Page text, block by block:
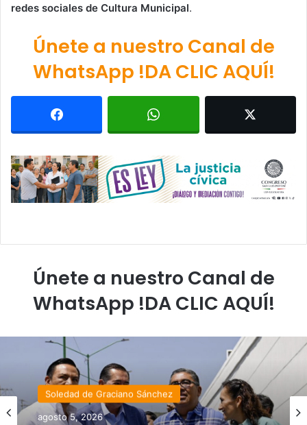
redes sociales de Cultura Municipal.
Únete a nuestro Canal de
WhatsApp !DA CLIC AQUÍ!
Únete a nuestro Canal de
WhatsApp !DA CLIC AQUÍ!
Soledad de Graciano Sánchez
agosto 5, 2026